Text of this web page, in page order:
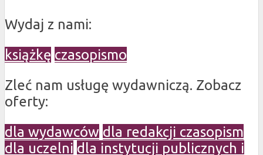
Wydaj z nami:
książkę czasopismo
Zleć nam usługę wydawniczą. Zobacz
oferty:
dla wydawców dla redakcji czasopism
dla uczelni dla instytucji publicznych i